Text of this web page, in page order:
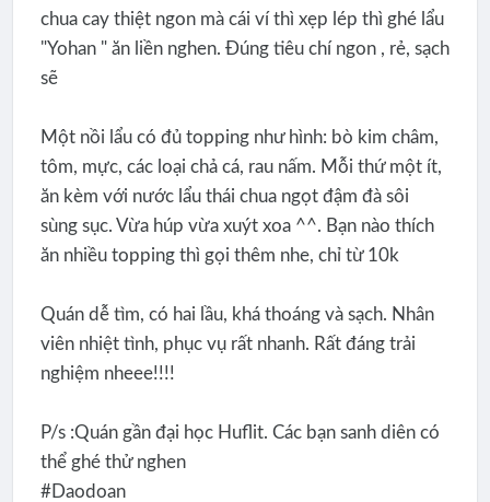
chua cay thiệt ngon mà cái ví thì xẹp lép thì ghé lẩu
"Yohan " ăn liền nghen. Đúng tiêu chí ngon , rẻ, sạch
sẽ
Một nồi lẩu có đủ topping như hình: bò kim châm,
tôm, mực, các loại chả cá, rau nấm. Mỗi thứ một ít,
ăn kèm với nước lẩu thái chua ngọt đậm đà sôi
sùng sục. Vừa húp vừa xuýt xoa ^^. Bạn nào thích
ăn nhiều topping thì gọi thêm nhe, chỉ từ 10k
Quán dễ tìm, có hai lầu, khá thoáng và sạch. Nhân
viên nhiệt tình, phục vụ rất nhanh. Rất đáng trải
nghiệm nheee!!!!
P/s :Quán gần đại học Huflit. Các bạn sanh diên có
thể ghé thử nghen
#Daodoan